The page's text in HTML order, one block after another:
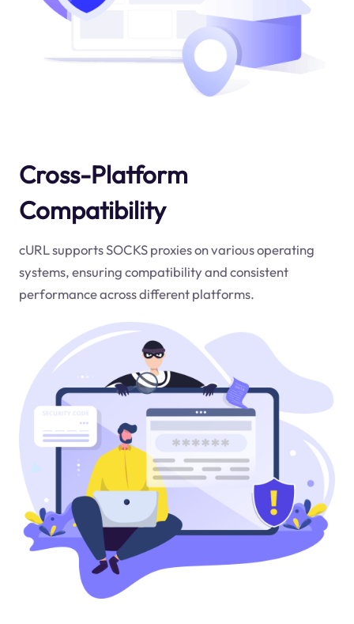
Cross-Platform
Compatibility
cURL supports SOCKS proxies on various operating
systems, ensuring compatibility and consistent
performance across different platforms.